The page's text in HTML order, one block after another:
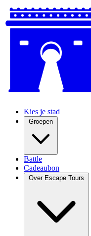
Kies je stad
Groepen
Battle
Cadeaubon
Over Escape Tours